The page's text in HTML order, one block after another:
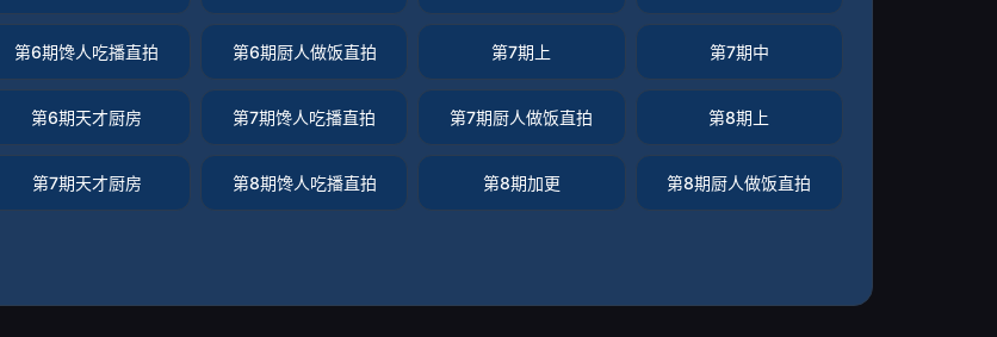
第6期馋人吃播直拍 第6期厨人做饭直拍 第7期上 第7期中
第6期天才厨房 第7期馋人吃播直拍 第7期厨人做饭直拍 第8期上
第7期天才厨房 第8期馋人吃播直拍 第8期加更 第8期厨人做饭直拍